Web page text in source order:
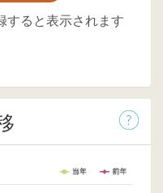
すると表示されます